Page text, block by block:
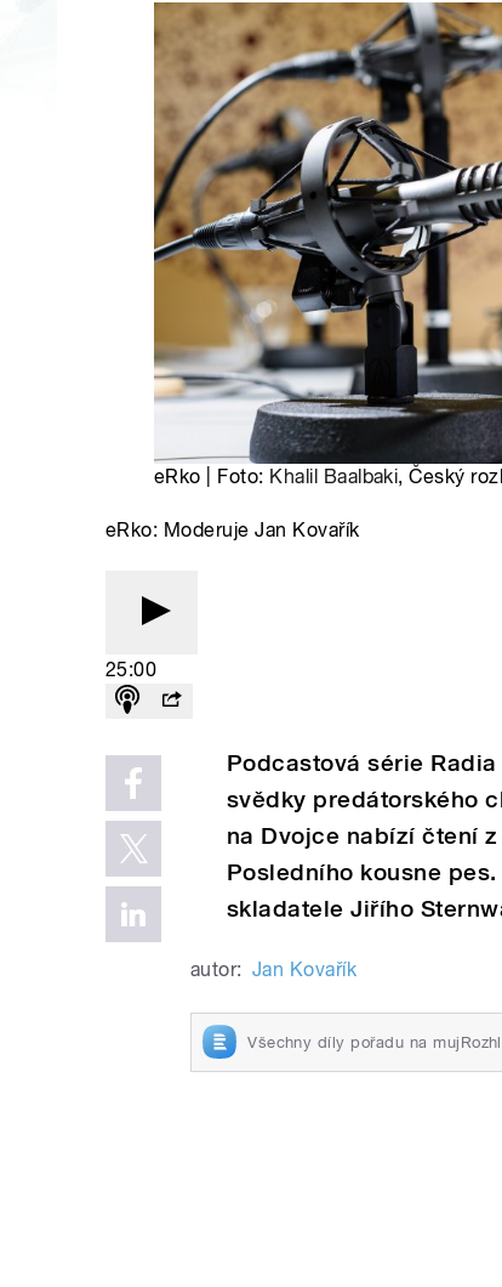
eRko | Foto: Khalil Baalbaki, Český
eRko: Moderuje Jan Kovařík
25:00
Podcastová série
svědky predátorského
na Dvojce nabízí čtení
Posledního kousne
skladatele Jiřího
autor: Jan Kovařík
Všechny díly pořadu na